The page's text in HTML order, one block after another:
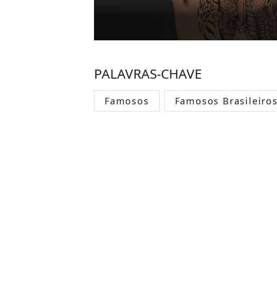
PALAVRAS-CHAVE
Famosos Famosos Brasileiros